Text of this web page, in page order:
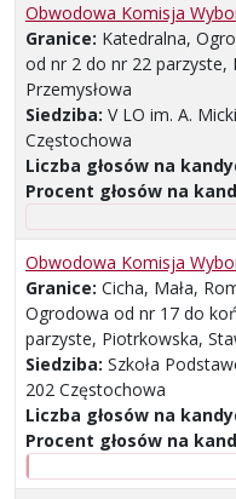
Obwodowa Komisja
Granice: Katedralna,
od nr 2 do nr 22 parzyste,
Przemysłowa
Siedziba: V LO im. A.
Częstochowa
Liczba głosów na
Procent głosów na
Obwodowa Komisja
Granice: Cicha, Mała,
Ogrodowa od nr 17 do
parzyste, Piotrkowska,
Siedziba: Szkoła
202 Częstochowa
Liczba głosów na
Procent głosów na